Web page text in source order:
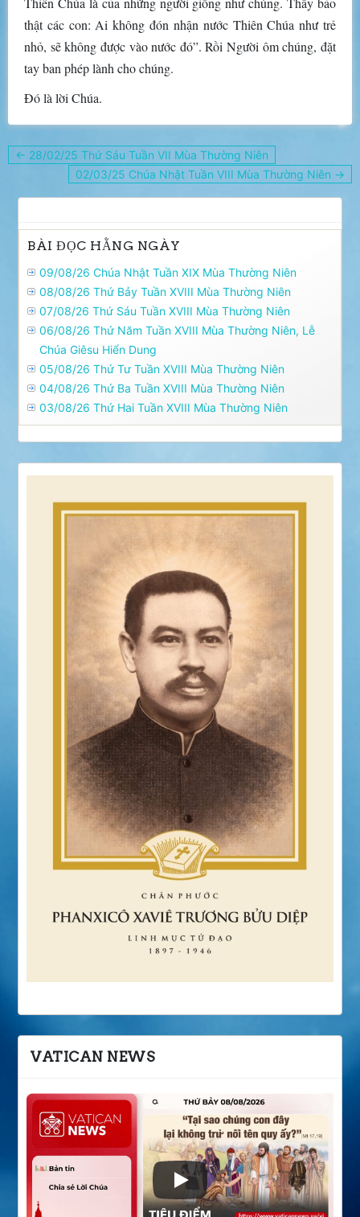
thật các con: Ai không đón nhận nước Thiên Chúa như trẻ
nhỏ, sẽ không được vào nước đó”. Rồi Người ôm chúng, đặt
tay ban phép lành cho chúng.
Ðó là lời Chúa.
Điều
hướng
viết
← 28/02/25 Thứ Sáu Tuần VII Mùa Thường Niên
02/03/25 Chúa Nhật Tuần VIII Mùa Thường Niên →
BÀI ĐỌC HẰNG NGÀY
09/08/26 Chúa Nhật Tuần XIX Mùa Thường Niên
08/08/26 Thứ Bảy Tuần XVIII Mùa Thường Niên
07/08/26 Thứ Sáu Tuần XVIII Mùa Thường Niên
06/08/26 Thứ Năm Tuần XVIII Mùa Thường Niên, Lễ
Chúa Giêsu Hiển Dung
05/08/26 Thứ Tư Tuần XVIII Mùa Thường Niên
04/08/26 Thứ Ba Tuần XVIII Mùa Thường Niên
03/08/26 Thứ Hai Tuần XVIII Mùa Thường Niên
VATICAN NEWS